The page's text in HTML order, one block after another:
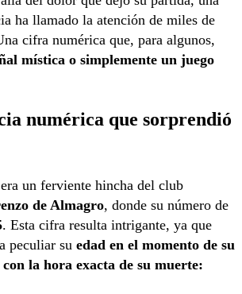
ha llamado la atención de miles de
cifra numérica que, para algunos,
mística o simplemente un juego
numérica que sorprendió
un ferviente hincha del club
de Almagro, donde su número de
. Esta cifra resulta intrigante, ya que
peculiar su edad en el momento de su
la hora exacta de su muerte: